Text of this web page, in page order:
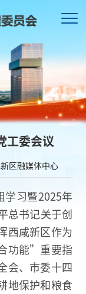
工委会议
区融媒体中心
学习暨2025年
总书记关于创
西咸新区作为
功能”重要指
会、市委十四
地保护和粮食